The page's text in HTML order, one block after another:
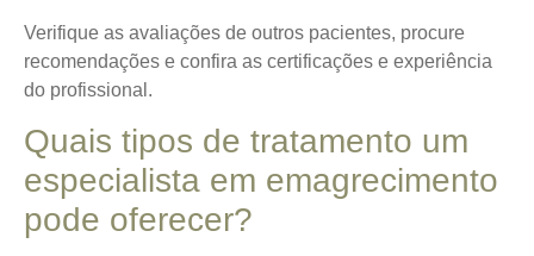
Verifique as avaliações de outros pacientes, procure
recomendações e confira as certificações e experiência
do profissional.
Quais tipos de tratamento um
especialista em emagrecimento
pode oferecer?